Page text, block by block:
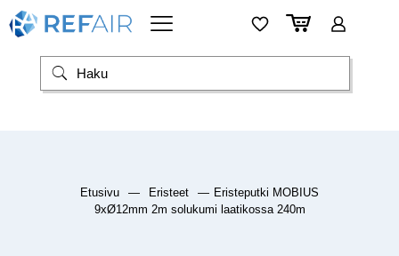
Etusivu — Eristeet — Eristeputki MOBIUS
9xØ12mm 2m solukumi laatikossa 240m